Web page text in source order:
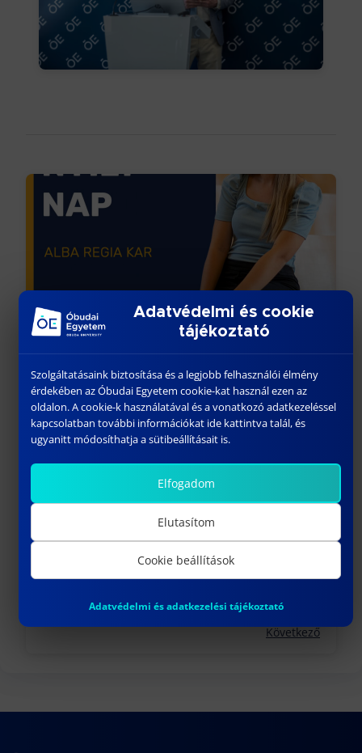
NYÍLT NAP 2025
december 12, 2025
Előző
HABILITÁLT DOKTORI CÍMÉHEZ!
december 13, 2025
Következő
Adatvédelmi és cookie
tájékoztató
Szolgáltatásaink biztosítása és a legjobb felhasználói élmény
érdekében az Óbudai Egyetem cookie-kat használ ezen az
oldalon. A cookie-k használatával és a vonatkozó adatkezeléssel
kapcsolatban további információkat ide kattintva talál, és
ugyanitt módosíthatja a sütibeállításait is.
Elfogadom
Elutasítom
Cookie beállítások
Adatvédelmi és adatkezelési tájékoztató